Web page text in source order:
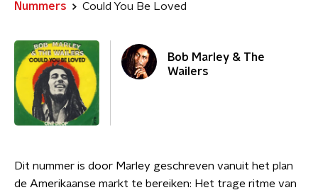
Nummers Could You Be Loved
Bob Marley & The
Wailers
Dit nummer is door Marley geschreven vanuit het plan
de Amerikaanse markt te bereiken: Het trage ritme van